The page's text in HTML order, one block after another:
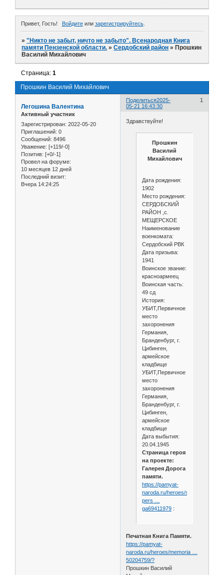
Привет, Гость! Войдитеили зарегистрируйтесь.
»"Никто не забыт, ничто не забыто". Всенародная Книга
памяти Пензенской области. »Сердобский район » Прошкин
Василий Михайлович
Прошкин Василий Михайлович
Страница:1
Поделиться 1
2025-
05-21 16:43:30
Легошина Валентина
Активный участник
Зарегистрирован: 2022-05-20
Приглашений: 0
Сообщений: 8496
Уважение: [+119/-0]
Позитив: [+0/-1]
Провел на форуме:
10 месяцев 12 дней
Последний визит:
Вчера 14:24:25
Здравствуйте!
Прошкин
Василий
Михайлович
Дата рождения:
1902
Место рождения:
СЕРДОБСКИЙ
РАЙОН ,с.
МЕЩЕРСКОЕ
Наименование
военкомата:
Сердобский РВК
Дата призыва:
1941
Воинское звание:
красноармеец
Воинская часть:
49 сд
История:
УБИТ,Первичное
место
захоронения
Германия,
Бранденбург, г.
Цибинген,
армейское
кладбище
УБИТ,Первичное
место
захоронения
Германия,
Бранденбург, г.
Цибинген,
армейское
кладбище
Дата выбытия:
20.04.1945
Страница героя
на проекте:
Галерея Дорога
памяти.
https://pamyat-
naroda.ru/heroes/sm-
pers …
ga69411979:
Печатная Книга Памяти.
https://pamyat-
naroda.ru/heroes/memoria …
50204759/?
Прошкин Василий